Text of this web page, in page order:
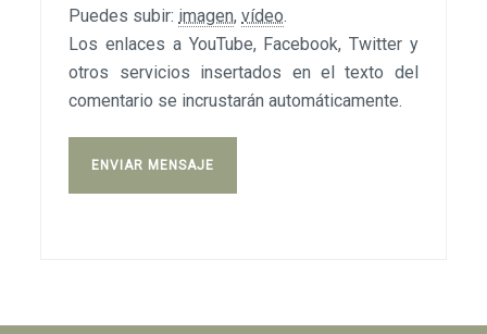
Puedes subir: imagen,vídeo.
Los enlaces a YouTube, Facebook, Twitter y
otros servicios insertados en el texto del
comentario se incrustarán automáticamente.